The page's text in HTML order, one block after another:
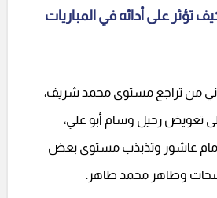
تؤثر على أدائه في المباريات
من تراجع مستوى محمد شريف،
تعويض رحيل وسام أبو علي،
إمام عاشور وتذبذب مستوى بعض
وطاهر محمد طاهر.